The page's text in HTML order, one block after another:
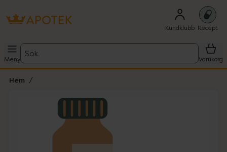
Kundklubb Recept
Meny
Sök
Varukorg
Hem
Lista: . Innehåller 1 objekt.